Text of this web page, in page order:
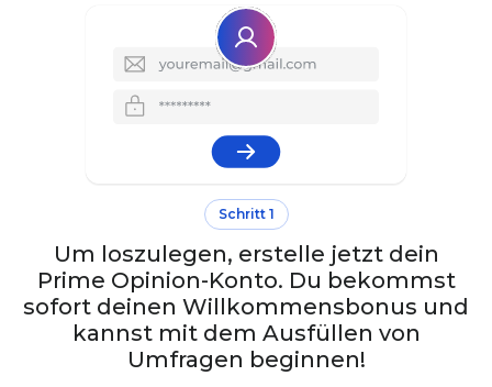
Schritt 1
Um loszulegen, erstelle jetzt dein
Prime Opinion-Konto. Du bekommst
sofort deinen Willkommensbonus und
kannst mit dem Ausfüllen von
Umfragen beginnen!